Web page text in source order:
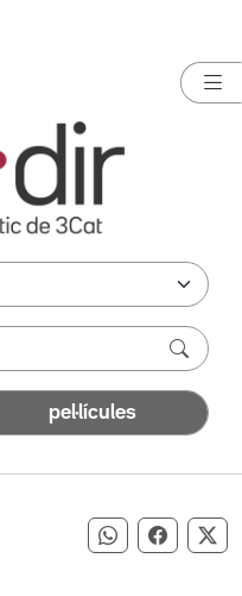
pel·lícules
Compartir